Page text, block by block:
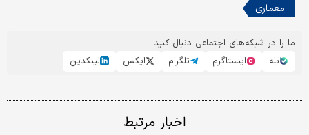
معماری
ما را در شبکه‌های اجتماعی دنبال کنید
بله
اینستاگرم تلگرام ایکس لینکدین
اخبار مرتبط